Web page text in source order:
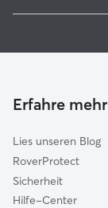
Schenefeld
Wedel
Rantzau
Quickborn
Elmshorn
Gassi-
Erfahre mehr
Lies unseren Blog
RoverProtect
Sicherheit
Hilfe-Center